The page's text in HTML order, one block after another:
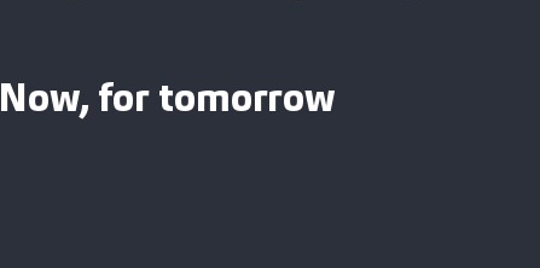
Now, for tomorrow